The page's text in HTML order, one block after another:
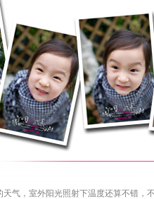
，室外阳光照射下温度还算不错，